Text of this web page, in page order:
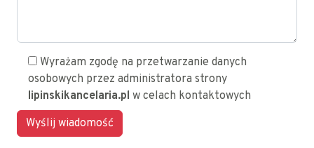
Wyrażam zgodę na przetwarzanie danych
osobowych przez administratora strony
lipinskikancelaria.pl w celach kontaktowych